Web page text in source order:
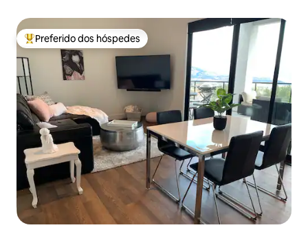
Entre os melhores preferidos dos hóspedes
Preferido dos hóspedes